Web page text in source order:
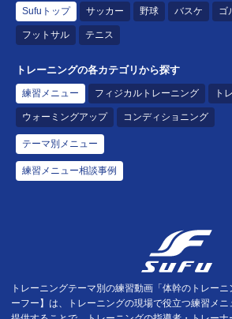
Sufuトップ サッカー 野球 バスケ ゴ
フットサル テニス
トレーニングの各カテゴリから探す
練習メニュー フィジカルトレーニング ト
ウォーミングアップ コンディショニング
テーマ別メニュー
練習メニュー相談事例
トレーニングテーマ別の練習動画「体幹のトレー
ーフー】は、トレーニングの現場で役立つ練習メ